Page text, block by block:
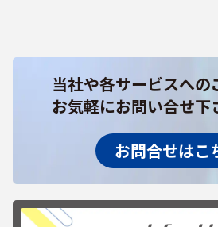
当社や各サービスへの
お気軽にお問い合せ下
お問合せはこ